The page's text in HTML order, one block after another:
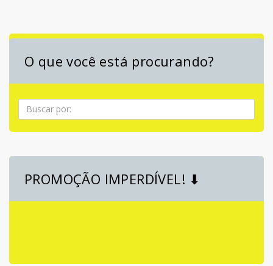
O que você está procurando?
Pesquisa
PROMOÇÃO IMPERDÍVEL! ⬇